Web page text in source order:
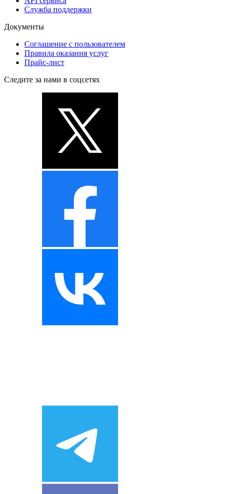
Служба поддержки
Документы
Соглашение с пользователем
Правила оказания услуг
Прайс-лист
Следите за нами в соцсетях